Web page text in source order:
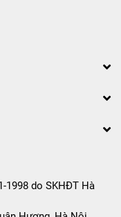
1998 do SKHĐT Hà